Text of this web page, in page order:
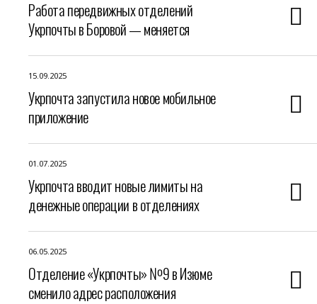
Работа передвижных отделений
Укрпочты в Боровой — меняется
15.09.2025
Укрпочта запустила новое мобильное
приложение
01.07.2025
Укрпочта вводит новые лимиты на
денежные операции в отделениях
06.05.2025
Отделение «Укрпочты» №9 в Изюме
сменило адрес расположения